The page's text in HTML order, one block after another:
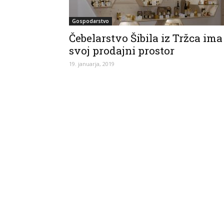
Gospodarstvo
Čebelarstvo Šibila iz Tržca ima
svoj prodajni prostor
19. januarja, 2019